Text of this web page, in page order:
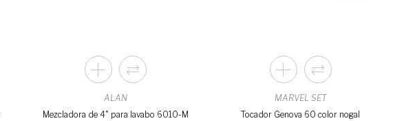
ALAN
Mezcladora de 4" para lavabo 6010-M
MARVEL SET
Tocador Genova 60 color nogal